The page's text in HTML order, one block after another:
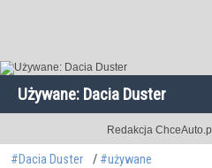
Używane: Dacia Duster
Redakcja ChceAuto.pl
#Dacia Duster #używane